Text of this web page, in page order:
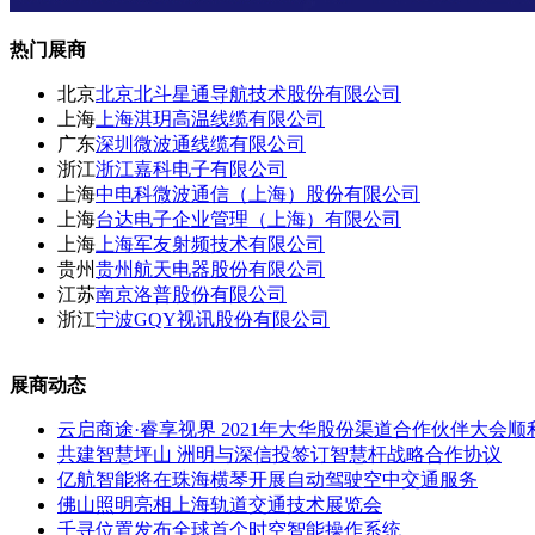
热门展商
北京北京北斗星通导航技术股份有限公司
上海 上海淇玥高温线缆有限公司
广东深圳微波通线缆有限公司
浙江浙江嘉科电子有限公司
上海中电科微波通信（上海）股份有限公司
上海台达电子企业管理（上海）有限公司
上海 上海军友射频技术有限公司
贵州贵州航天电器股份有限公司
江苏南京洛普股份有限公司
浙江宁波GQY视讯股份有限公司
展商动态
云启商途·睿享视界 2021年大华股份渠道合作伙伴大会顺
共建智慧坪山 洲明与深信投签订智慧杆战略合作协议
亿航智能将在珠海横琴开展自动驾驶空中交通服务
佛山照明亮相上海轨道交通技术展览会
千寻位置发布全球首个时空智能操作系统